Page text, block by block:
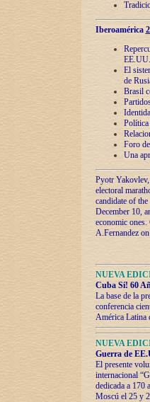
Iberoamérica
EE.UU.
El
de
Brasil
Política
Foro
Una
Pyotr
electoral
candidate of
December 10,
economic
A.Fernandez
NUEVA
Cuba Sí! 60
La base de la
conferencia
América Latina
NUEVA
Guerra de
El presente
internacional
dedicada a 170
Moscú el 25 y